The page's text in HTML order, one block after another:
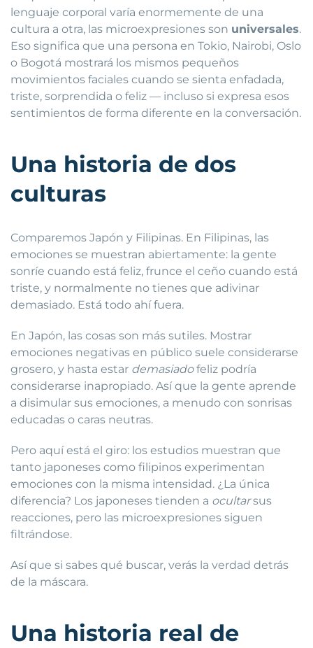
lenguaje corporal varía enormemente de una
cultura a otra, las microexpresiones son universales.
Eso significa que una persona en Tokio, Nairobi, Oslo
o Bogotá mostrará los mismos pequeños
movimientos faciales cuando se sienta enfadada,
triste, sorprendida o feliz — incluso si expresa esos
sentimientos de forma diferente en la conversación.
Una historia de dos
culturas
Comparemos Japón y Filipinas. En Filipinas, las
emociones se muestran abiertamente: la gente
sonríe cuando está feliz, frunce el ceño cuando está
triste, y normalmente no tienes que adivinar
demasiado. Está todo ahí fuera.
En Japón, las cosas son más sutiles. Mostrar
emociones negativas en público suele considerarse
grosero, y hasta estar demasiadofeliz podría
considerarse inapropiado. Así que la gente aprende
a disimular sus emociones, a menudo con sonrisas
educadas o caras neutras.
Pero aquí está el giro: los estudios muestran que
tanto japoneses como filipinos experimentan
emociones con la misma intensidad. ¿La única
diferencia? Los japoneses tienden a ocultarsus
reacciones, pero las microexpresiones siguen
filtrándose.
Así que si sabes qué buscar, verás la verdad detrás
de la máscara.
Una historia real de